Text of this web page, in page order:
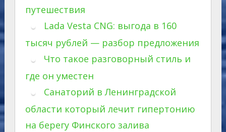
путешествия
Lada Vesta CNG: выгода в 160
тысяч рублей — разбор предложения
Что такое разговорный стиль и
где он уместен
Санаторий в Ленинградской
области который лечит гипертонию
на берегу Финского залива